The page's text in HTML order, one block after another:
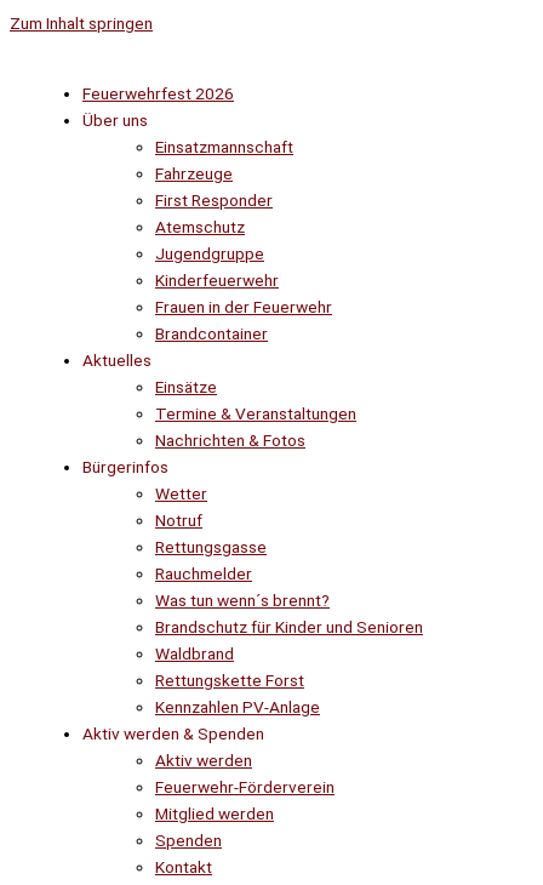
Zum Inhalt springen
Feuerwehrfest 2026
Über uns
Einsatzmannschaft
Fahrzeuge
First Responder
Atemschutz
Jugendgruppe
Kinderfeuerwehr
Frauen in der Feuerwehr
Brandcontainer
Aktuelles
Einsätze
Termine & Veranstaltungen
Nachrichten & Fotos
Bürgerinfos
Wetter
Notruf
Rettungsgasse
Rauchmelder
Was tun wenn´s brennt?
Brandschutz für Kinder und Senioren
Waldbrand
Rettungskette Forst
Kennzahlen PV-Anlage
Aktiv werden & Spenden
Aktiv werden
Feuerwehr-Förderverein
Mitglied werden
Spenden
Kontakt